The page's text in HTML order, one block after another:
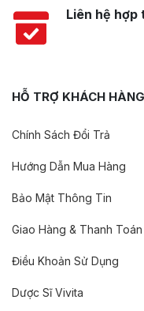
Liên hệ
HỖ TRỢ KHÁCH HÀNG
Chính Sách Đổi Trả
Hướng Dẫn Mua Hàng
Bảo Mật Thông Tin
Giao Hàng & Thanh Toán
Điều Khoản Sử Dụng
Dược Sĩ Vivita